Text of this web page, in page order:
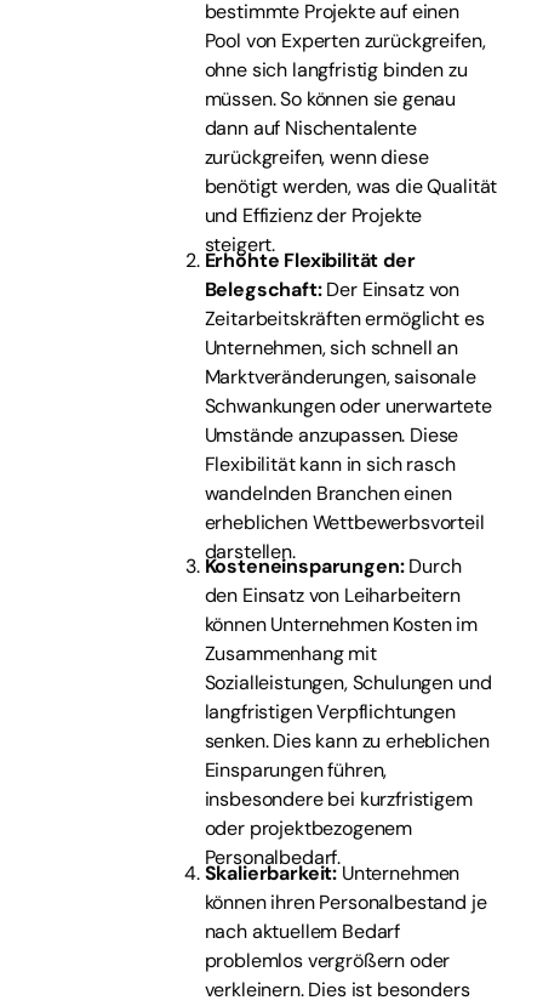
bestimmte Projekte auf einen
Pool von Experten zurückgreifen,
ohne sich langfristig binden zu
müssen. So können sie genau
dann auf Nischentalente
zurückgreifen, wenn diese
benötigt werden, was die Qualität
und Effizienz der Projekte
steigert.
Erhöhte Flexibilität der
Belegschaft:Der Einsatz von
Zeitarbeitskräften ermöglicht es
Unternehmen, sich schnell an
Marktveränderungen, saisonale
Schwankungen oder unerwartete
Umstände anzupassen. Diese
Flexibilität kann in sich rasch
wandelnden Branchen einen
erheblichen Wettbewerbsvorteil
darstellen.
Kosteneinsparungen:Durch
den Einsatz von Leiharbeitern
können Unternehmen Kosten im
Zusammenhang mit
Sozialleistungen, Schulungen und
langfristigen Verpflichtungen
senken. Dies kann zu erheblichen
Einsparungen führen,
insbesondere bei kurzfristigem
oder projektbezogenem
Personalbedarf.
Skalierbarkeit: Unternehmen
können ihren Personalbestand je
nach aktuellem Bedarf
problemlos vergrößern oder
verkleinern. Dies ist besonders